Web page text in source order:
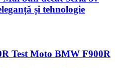
și tehnologie
Test Moto BMW F900R